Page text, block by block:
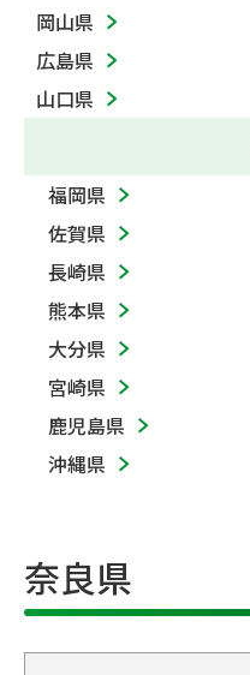
岡山県
広島県
山口県
福岡県
佐賀県
長崎県
熊本県
大分県
宮崎県
鹿児島県
沖縄県
奈良県